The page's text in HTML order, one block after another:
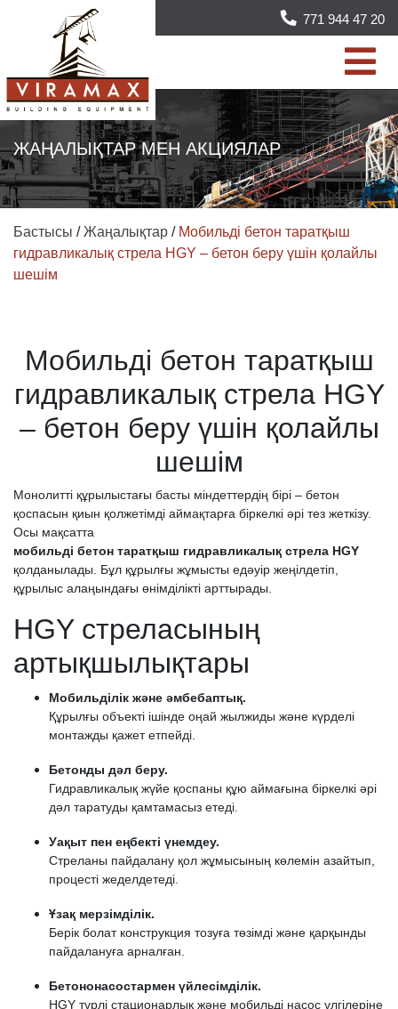
771 944 47 20
ЖАҢАЛЫҚТАР МЕН АКЦИЯЛАР
Бастысы / Жаңалықтар / Мобильді бетон таратқыш
гидравликалық стрела HGY – бетон беру үшін қолайлы
шешім
Мобильді бетон таратқыш
гидравликалық стрела HGY
– бетон беру үшін қолайлы
шешім
Монолитті құрылыстағы басты міндеттердің бірі – бетон
қоспасын қиын қолжетімді аймақтарға біркелкі әрі тез жеткізу.
Осы мақсатта
мобильді бетон таратқыш гидравликалық стрела HGY
қолданылады. Бұл құрылғы жұмысты едәуір жеңілдетіп,
құрылыс алаңындағы өнімділікті арттырады.
HGY стреласының
артықшылықтары
Мобильділік және әмбебаптық.
Құрылғы объекті ішінде оңай жылжиды және күрделі
монтажды қажет етпейді.
Бетонды дәл беру.
Гидравликалық жүйе қоспаны құю аймағына біркелкі әрі
дәл таратуды қамтамасыз етеді.
Уақыт пен еңбекті үнемдеу.
Стреланы пайдалану қол жұмысының көлемін азайтып,
процесті жеделдетеді.
Ұзақ мерзімділік.
Берік болат конструкция тозуға төзімді және қарқынды
пайдалануға арналған.
Бетононасостармен үйлесімділік.
HGY түрлі стационарлық және мобильді насос үлгілеріне